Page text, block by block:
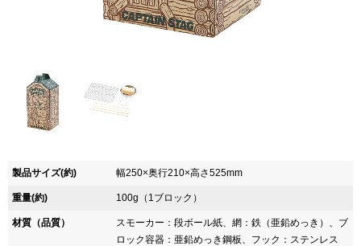
製品サイズ(約) 幅250×奥行210×高さ525mm
重量(約) 100g（1ブロック）
材質（品質）
スモーカー：段ボール紙、網：鉄（亜鉛めっき）、ブ
ロック容器：亜鉛めっき鋼板、フック：ステンレス